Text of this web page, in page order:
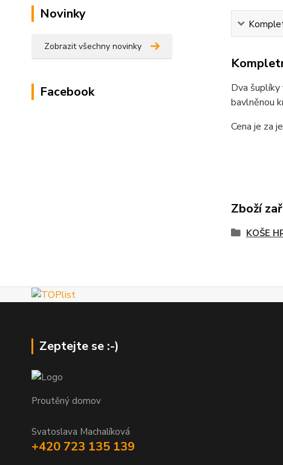
Novinky
Zobrazit všechny novinky
Facebook
Dva šuplíky
bavlněnou
Cena je za
Zboží
KOŠE
Zeptejte se :-)
Proutěný domov
Svatoslava Machalíková
+420 723 135 139